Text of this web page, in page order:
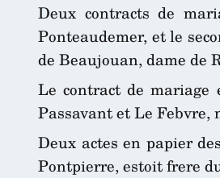
Deux contracts de
Ponteaudemer, et le
de Beaujouan, dame de
Le contract de
Passavant et Le Febvre,
Deux actes en papier
Pontpierre, estoit frere